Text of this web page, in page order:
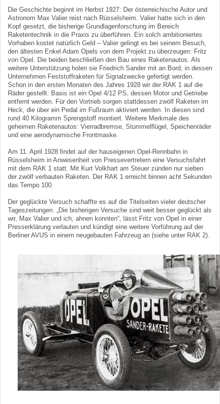
Die Geschichte beginnt im Herbst 1927: Der österreichische Autor und
Astronom Max Valier reist nach Rüsselsheim. Valier hatte sich in den
Kopf gesetzt, die bisherige Grundlagenforschung im Bereich
Raketentechnik in die Praxis zu überführen. Ein solch ambitioniertes
Vorhaben kostet natürlich Geld – Valier gelingt es bei seinem Besuch,
den ältesten Enkel Adam Opels von dem Projekt zu überzeugen: Fritz
von Opel. Die beiden beschließen den Bau eines Raketenautos. Als
weitere Unterstützung holen sie Friedrich Sander mit an Bord, in dessen
Unternehmen Feststoffraketen für Signalzwecke gefertigt werden.
Schon in den ersten Monaten des Jahres 1928 wir der RAK 1 auf die
Räder gestellt. Basis ist ein Opel 4/12 PS, dessen Motor und Getriebe
entfernt werden. Für den Vortrieb sorgen stattdessen zwölf Raketen im
Heck, die über ein Pedal im Fußraum aktiviert werden. In diesen sind
rund 40 Kilogramm Sprengstoff montiert. Weitere Merkmale des
geheimen Raketenautos: Vierradbremse, Stummelflügel, Speichenräder
und eine aerodynamische Frontmaske.
Am 11. April 1928 findet auf der hauseigenen Opel-Rennbahn in
Rüsselsheim in Anwesenheit von Pressevertretern eine Versuchsfahrt
mit dem RAK 1 statt. Mit Kurt Volkhart am Steuer zünden nur sieben
der zwölf verbauten Raketen. Der RAK 1 erreicht binnen acht Sekunden
das Tempo 100.
Der geglückte Versuch schaffte es auf die Titelseiten vieler deutscher
Tageszeitungen. „Die bisherigen Versuche sind weit besser geglückt als
wir, Max Valier und ich, ahnen konnten“, lässt Fritz von Opel in einer
Presserklärung verlauten und kündigt eine weitere Vorführung auf der
Berliner AVUS in einem neugebauten Fahrzeug an (siehe unter RAK 2).